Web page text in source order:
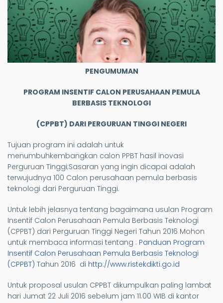
PENGUMUMAN
PROGRAM INSENTIF CALON PERUSAHAAN PEMULA
BERBASIS TEKNOLOGI
(CPPBT) DARI PERGURUAN TINGGI NEGERI
Tujuan program ini adalah untuk
menumbuhkembangkan calon PPBT hasil inovasi
Perguruan Tinggi;Sasaran yang ingin dicapai adalah
terwujudnya 100 Calon perusahaan pemula berbasis
teknologi dari Perguruan Tinggi.
Untuk lebih jelasnya tentang bagaimana usulan Program
Insentif Calon Perusahaan Pemula Berbasis Teknologi
(CPPBT) dari Perguruan Tinggi Negeri Tahun 2016 Mohon
untuk membaca informasi tentang : Panduan Program
Insentif Calon Perusahaan Pemula Berbasis Teknologi
(CPPBT) Tahun 2016 di http://www.ristekdikti.go.id
Untuk proposal usulan CPPBT dikumpulkan paling lambat
hari Jumat 22 Juli 2016 sebelum jam 11.00 WIB di kantor